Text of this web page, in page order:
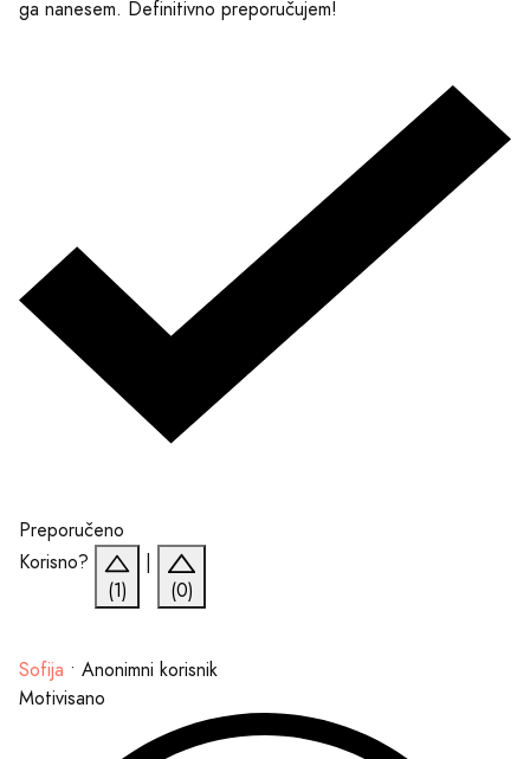
ga nanesem. Definitivno preporučujem!
Preporučeno
Korisno?
(1)
|
(0)
Sofija • Anonimni korisnik
Motivisano